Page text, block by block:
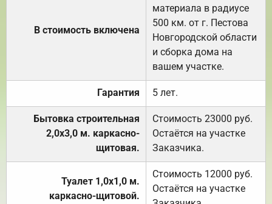
В стоимость включена
материала в радиусе
500 км. от г. Пестова
Новгородской области
и сборка дома на
вашем участке.
Гарантия 5 лет.
Бытовка строительная
2,0х3,0 м. каркасно-
щитовая.
Стоимость 23000 руб.
Остаётся на участке
Заказчика.
Туалет 1,0х1,0 м.
каркасно-щитовой.
Стоимость 12000 руб.
Остаётся на участке